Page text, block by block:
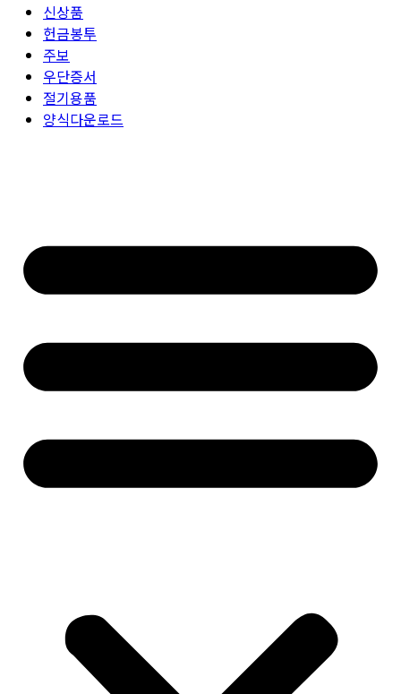
신상품
헌금봉투
주보
우단증서
절기용품
양식다운로드